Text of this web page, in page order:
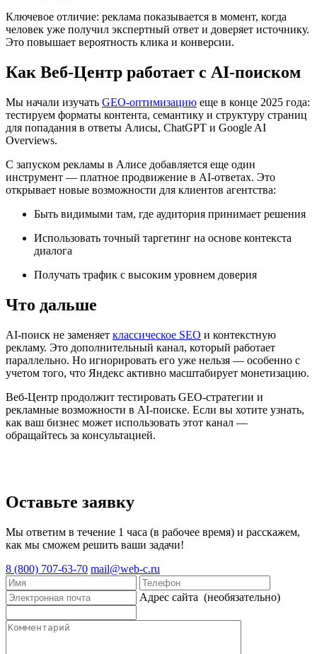
Ключевое отличие: реклама показывается в момент, когда
человек уже получил экспертный ответ и доверяет источнику.
Это повышает вероятность клика и конверсии.
Как Веб-Центр работает с AI-поиском
Мы начали изучать GEO-оптимизацию еще в конце 2025 года:
тестируем форматы контента, семантику и структуру страниц
для попадания в ответы Алисы, ChatGPT и Google AI
Overviews.
С запуском рекламы в Алисе добавляется еще один
инструмент — платное продвижение в AI-ответах. Это
открывает новые возможности для клиентов агентства:
Быть видимыми там, где аудитория принимает решения
Использовать точный таргетинг на основе контекста
диалога
Получать трафик с высоким уровнем доверия
Что дальше
AI-поиск не заменяет классическое SEO и контекстную
рекламу. Это дополнительный канал, который работает
параллельно. Но игнорировать его уже нельзя — особенно с
учетом того, что Яндекс активно масштабирует монетизацию.
Веб-Центр продолжит тестировать GEO-стратегии и
рекламные возможности в AI-поиске. Если вы хотите узнать,
как ваш бизнес может использовать этот канал —
обращайтесь за консультацией.
Оставьте заявку
Мы ответим в течение 1 часа (в рабочее время) и расскажем,
как мы сможем решить ваши задачи!
8 (800) 707-63-70 mail@web-c.ru
Адрес сайта (необязательно)